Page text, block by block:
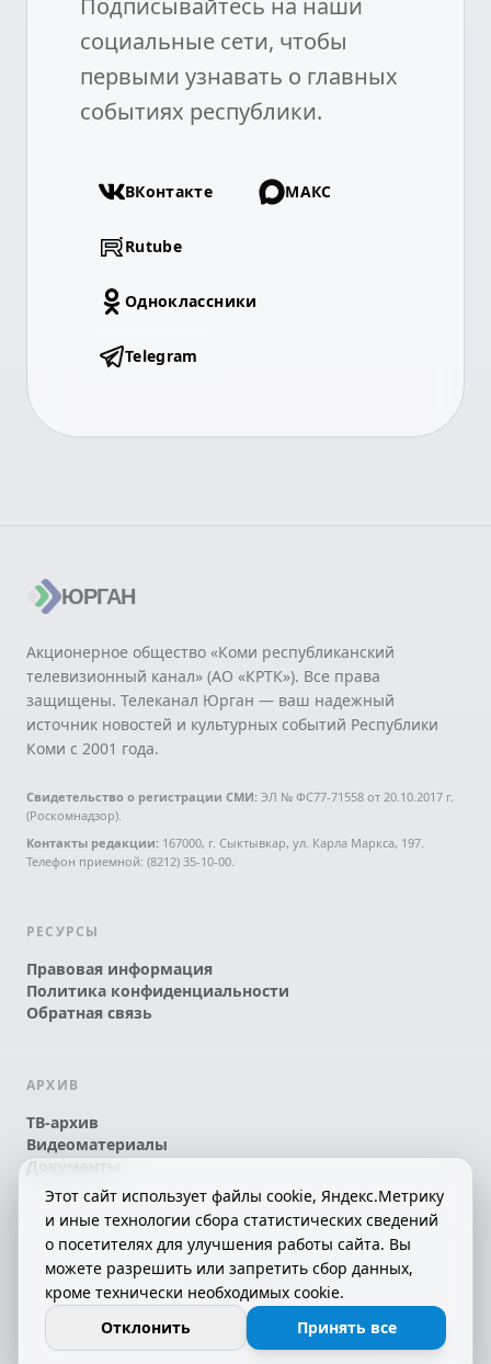
Подписывайтесь на наши
социальные сети, чтобы
первыми узнавать о главных
событиях республики.
ВКонтакте МАКС
Rutube
Одноклассники
Telegram
ЮРГАН
Акционерное общество «Коми республиканский
телевизионный канал» (АО «КРТК»). Все права
защищены. Телеканал Юрган — ваш надежный
источник новостей и культурных событий Республики
Коми с 2001 года.
Свидетельство о регистрации СМИ: ЭЛ № ФС77-71558 от 20.10.2017 г.
(Роскомнадзор).
Контакты редакции: 167000, г. Сыктывкар, ул. Карла Маркса, 197.
Телефон приемной: (8212) 35-10-00.
РЕСУРСЫ
Правовая информация
Политика конфиденциальности
Обратная связь
АРХИВ
ТВ-архив
Видеоматериалы
Документы
© 2026 АО «КРТК» • КОМИ ЙÖЗЛЫ — КОМИ
ТЕЛЕКАНАЛ!
СДЕЛАНО С ЛЮБОВЬЮ К РЕСПУБЛИКЕ КОМИ
16+
Этот сайт использует файлы cookie, Яндекс.Метрику
и иные технологии сбора статистических сведений
о посетителях для улучшения работы сайта. Вы
можете разрешить или запретить сбор данных,
кроме технически необходимых cookie.
Отклонить
Принять все